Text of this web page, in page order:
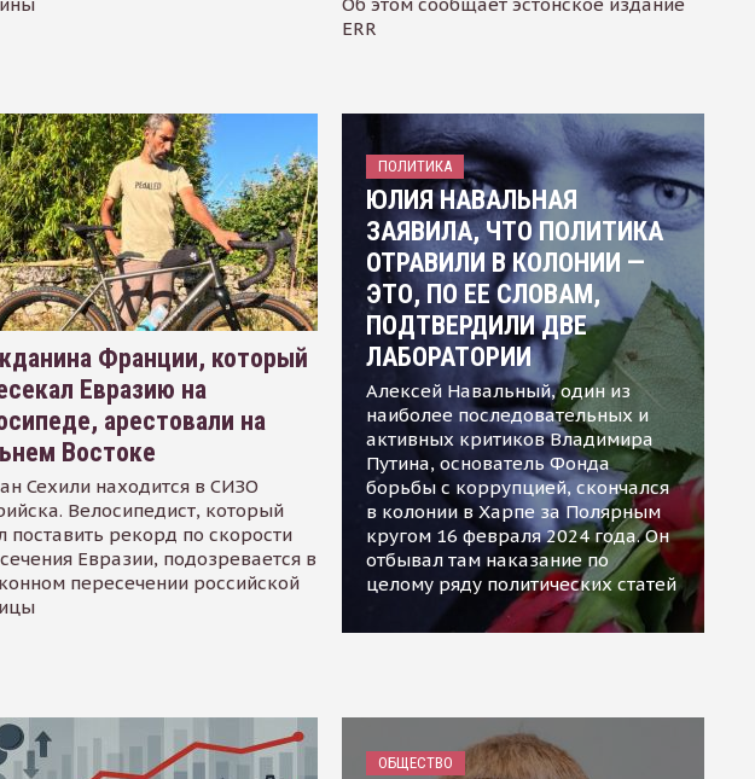
ERR
Франции, который
Евразию на
арестовали на
Востоке
Сехили находится в СИЗО
Велосипедист, который
поставить рекорд по скорости
Евразии, подозревается в
пересечении российской
ПОЛИТИКА
ЮЛИЯ НАВАЛЬНАЯ
ЗАЯВИЛА, ЧТО ПОЛИТИКА
ОТРАВИЛИ В КОЛОНИИ —
ЭТО, ПО ЕЕ СЛОВАМ,
ПОДТВЕРДИЛИ ДВЕ
ЛАБОРАТОРИИ
Алексей Навальный, один из
наиболее последовательных и
активных критиков Владимира
Путина, основатель Фонда
борьбы с коррупцией, скончался
в колонии в Харпе за Полярным
кругом 16 февраля 2024 года. Он
отбывал там наказание по
целому ряду политических статей
ОБЩЕСТВО